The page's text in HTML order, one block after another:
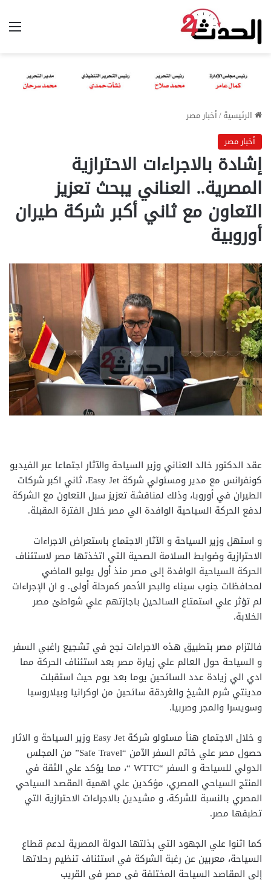
الرئيسية/أخبار مصر
أخبار مصر
إشادة بالاجراءات الاحترازية
المصرية.. العناني يبحث تعزيز
التعاون مع ثاني أكبر شركة طيران
أوروبية
عقد الدكتور خالد العناني وزير السياحة والآثار اجتماعا عبر الفيديو
كونفرانس مع مدير ومسئولي شركة Easy Jet، ثاني اكبر شركات
الطيران في أوروبا، وذلك لمناقشة تعزيز سبل التعاون مع الشركة
لدفع الحركة السياحية الوافدة الي مصر خلال الفترة المقبلة.
و استهل وزير السياحة و الآثار الاجتماع باستعراض الاجراءات
الاحترازية وضوابط السلامة الصحية التي اتخذتها مصر لاستئناف
الحركة السياحية الوافدة إلى مصر منذ أول يوليو الماضي
لمحافظات جنوب سيناء والبحر الأحمر كمرحلة أولى. و ان الإجراءات
لم تؤثر علي استمتاع السائحين باجازتهم علي شواطئ مصر
الخلابة.
فالتزام مصر بتطبيق هذه الاجراءات نجح في تشجيع راغبي السفر
و السياحة حول العالم علي زيارة مصر بعد استئناف الحركة مما
ادي الي زيادة عدد السائحين يوما بعد يوم حيث استقبلت
مدينتي شرم الشيخ والغردقة سائحين من اوكرانيا وبيلاروسيا
وسويسرا والمجر وصربيا.
و خلال الاجتماع هنأ مسئولو شركة Easy Jet وزير السياحة و الاثار
حصول مصر علي خاتم السفر الآمن “Safe Travel” من المجلس
الدولي للسياحة و السفر “WTTC “، مما يؤكد علي الثقة في
المنتج السياحي المصري، مؤكدين علي اهمية المقصد السياحي
المصري بالنسبة للشركة، و مشيدين بالاجراءات الاحترازية التي
تطبقها مصر.
كما اثنوا علي الجهود التي بذلتها الدولة المصرية لدعم قطاع
السياحة، معربين عن رغبة الشركة في استئناف تنظيم رحلاتها
إلى المقاصد السياحة المختلفة في مصر في القريب